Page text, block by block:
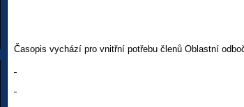
Časopis vychází pro vnitřní potřebu členů Oblastní